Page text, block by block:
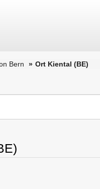
Bern Ort Kiental (BE)